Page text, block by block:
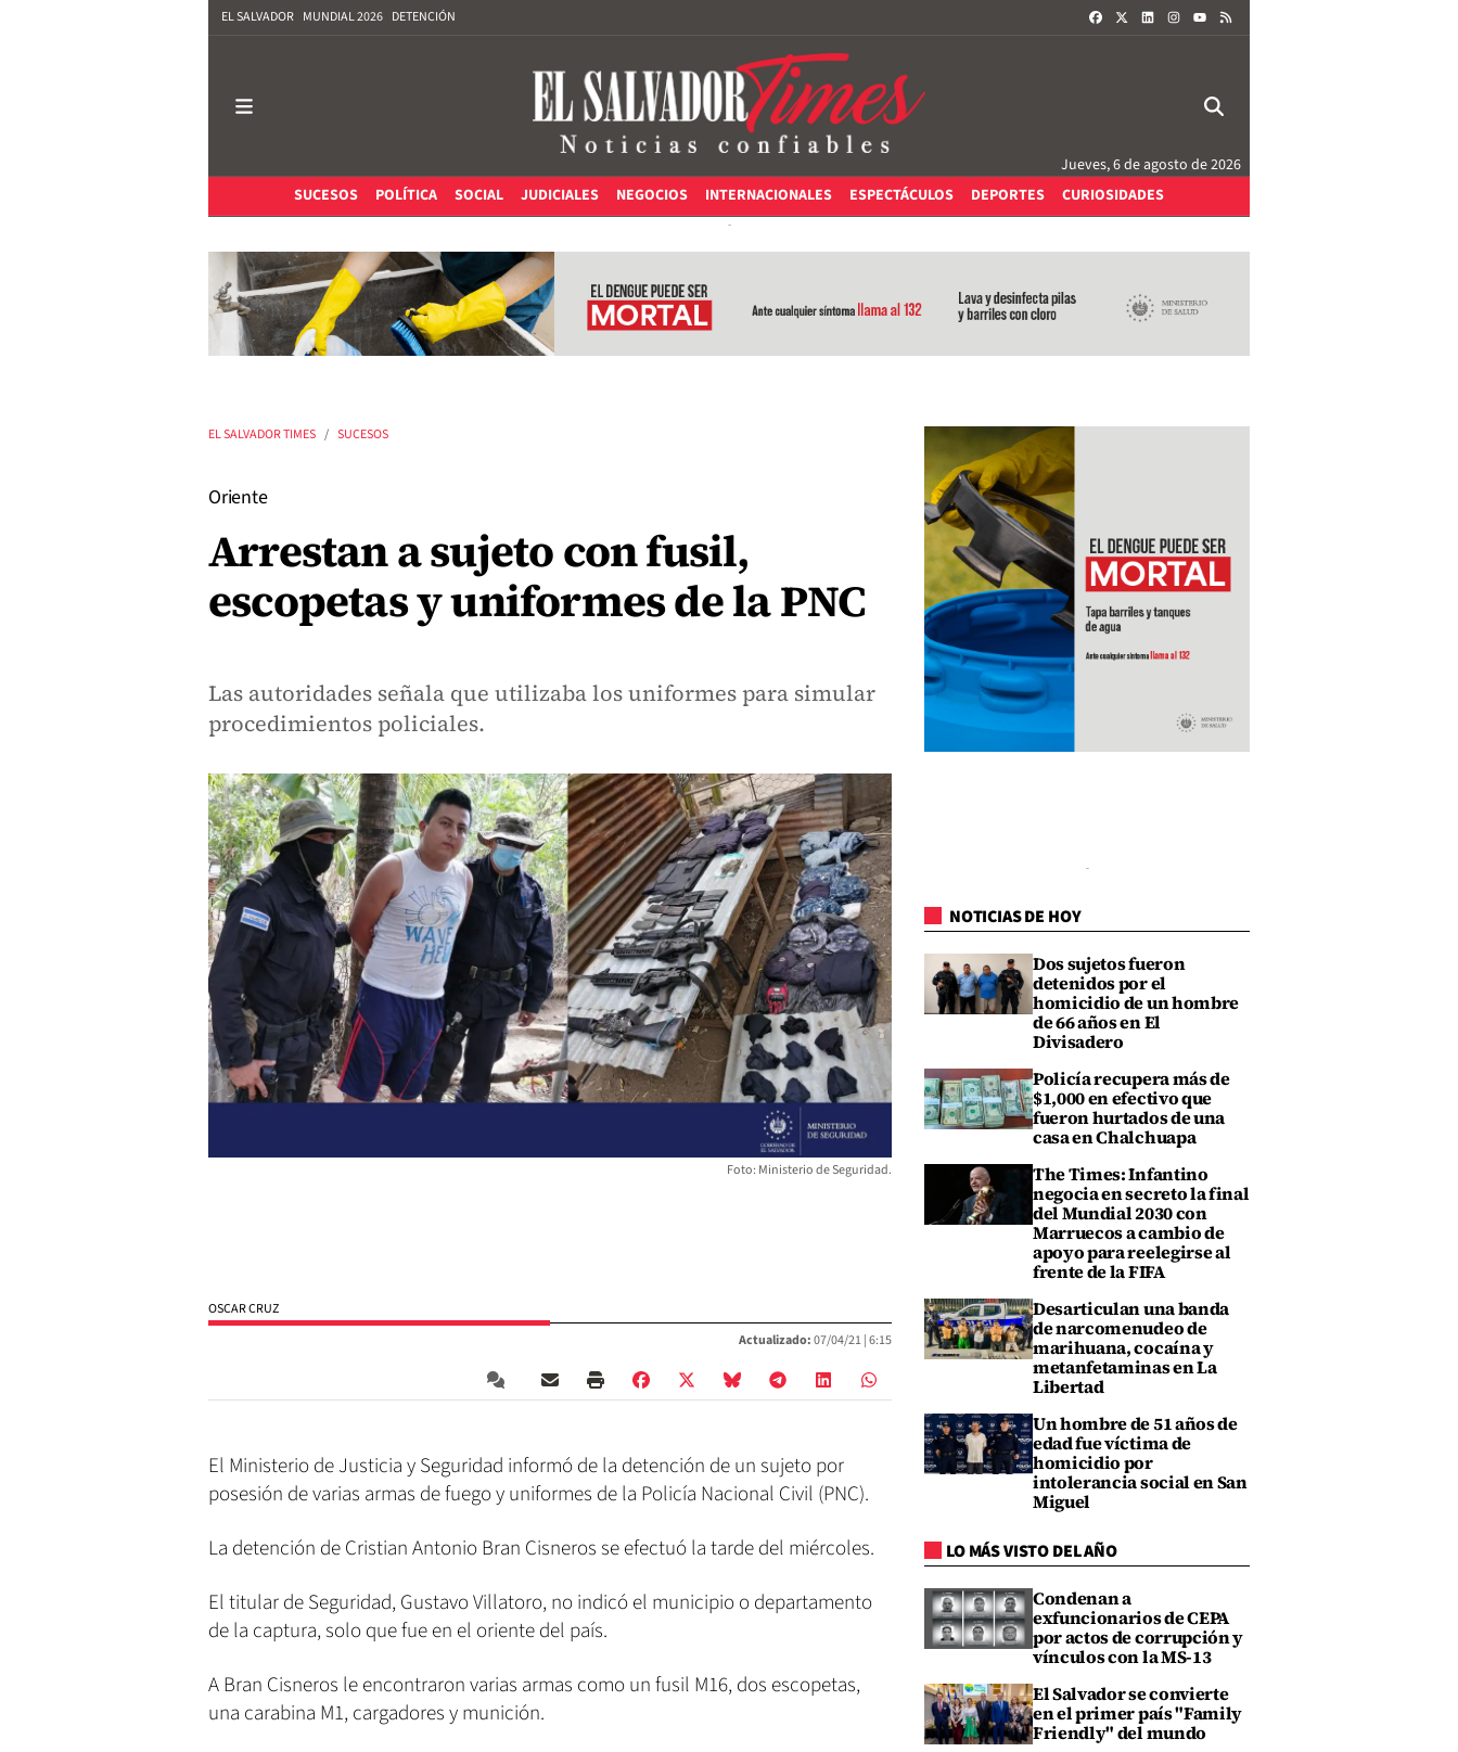
EL SALVADOR MUNDIAL 2026 DETENCIÓN FACEBOOKLINKEDININSTAGRAM
Jueves, 6 de agosto de 2026
SUCESOS
POLÍTICA SOCIAL JUDICIALES NEGOCIOS INTERNACIONALES ESPECTÁCULOS DEPORTES CURIOSIDADES
EL SALVADOR TIMES SUCESOS
Oriente
Arrestan a sujeto con fusil,
escopetas y uniformes de la PNC
Las autoridades señala que utilizaba los uniformes para simular
procedimientos policiales.
Foto: Ministerio de Seguridad.
OSCAR CRUZ
Actualizado:07/04/21 |6:15
El Ministerio de Justicia y Seguridad informó de la detención de un sujeto por
posesión de varias armas de fuego y uniformes de la Policía Nacional Civil (PNC).
La detención de Cristian Antonio Bran Cisneros se efectuó la tarde del miércoles.
El titular de Seguridad, Gustavo Villatoro, no indicó el municipio o departamento
de la captura, solo que fue en el oriente del país.
A Bran Cisneros le encontraron varias armas como un fusil M16, dos escopetas,
una carabina M1, cargadores y munición.
NOTICIAS DE HOY
Dos sujetos fueron
detenidos por el
homicidio de un hombre
de 66 años en El
Divisadero
Policía recupera más de
$1,000 en efectivo que
fueron hurtados de una
casa en Chalchuapa
The Times: Infantino
negocia en secreto la final
del Mundial 2030 con
Marruecos a cambio de
apoyo para reelegirse al
frente de la FIFA
Desarticulan una banda
de narcomenudeo de
marihuana, cocaína y
metanfetaminas en La
Libertad
Un hombre de 51 años de
edad fue víctima de
homicidio por
intolerancia social en San
Miguel
LO MÁS VISTO DEL AÑO
Condenan a
exfuncionarios de CEPA
por actos de corrupción y
vínculos con la MS-13
El Salvador se convierte
en el primer país "Family
Friendly" del mundo